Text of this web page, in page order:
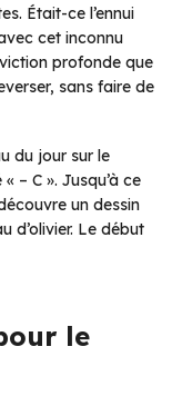
Était-ce l’ennui
cet inconnu
profonde que
sans faire de
du jour sur le
– C ». Jusqu’à ce
un dessin
d’olivier. Le début
le